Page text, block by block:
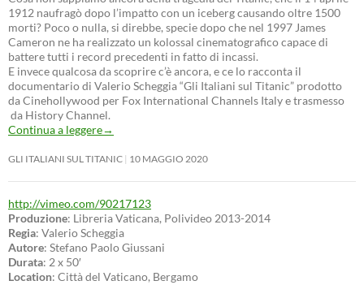
1912 naufragò dopo l’impatto con un iceberg causando oltre 1500
morti? Poco o nulla, si direbbe, specie dopo che nel 1997 James
Cameron ne ha realizzato un kolossal cinematografico capace di
battere tutti i record precedenti in fatto di incassi.
E invece qualcosa da scoprire c’è ancora, e ce lo racconta il
documentario di Valerio Scheggia “Gli Italiani sul Titanic” prodotto
da Cinehollywood per Fox International Channels Italy e trasmesso
da History Channel.
Continua a leggere→
GLI ITALIANI SUL TITANIC 10 MAGGIO 2020
http://vimeo.com/90217123
Produzione: Libreria Vaticana, Polivideo 2013-2014
Regia: Valerio Scheggia
Autore: Stefano Paolo Giussani
Durata: 2 x 50′
Location: Città del Vaticano, Bergamo